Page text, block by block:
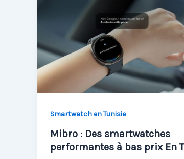
Smartwatch en Tunisie
Mibro : Des smartwatches
performantes à bas prix En